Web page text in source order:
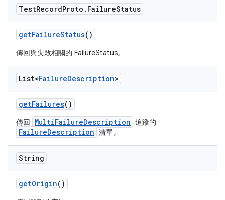
TestRecordProto . FailureStatus
getFailureStatus()
傳回與失敗相關的 FailureStatus。
List<FailureDescription>
getFailures()
傳回 MultiFailureDescription 追蹤的
FailureDescription 清單。
String
getOrigin()